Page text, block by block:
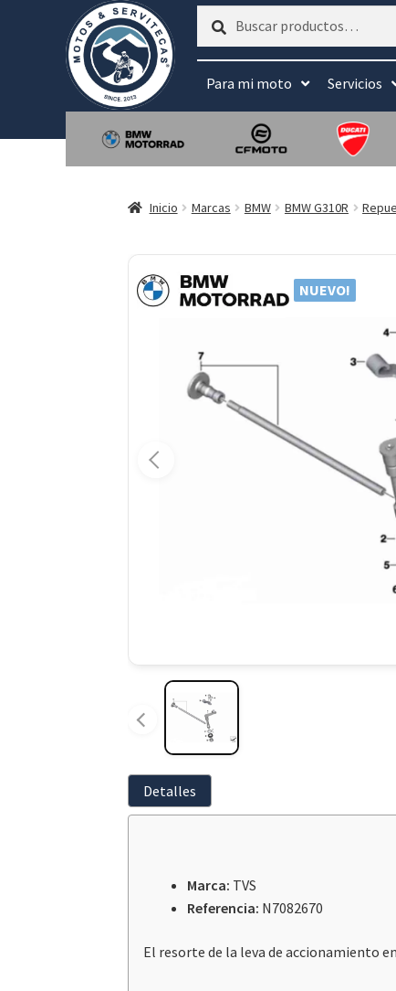
Buscar
Buscar
Para mi moto Servicios
Inicio Marcas BMW BMW G310R
NUEVO!
Detalles
Marca: TVS
Referencia: N7082670
El resorte de la leva de accionamiento